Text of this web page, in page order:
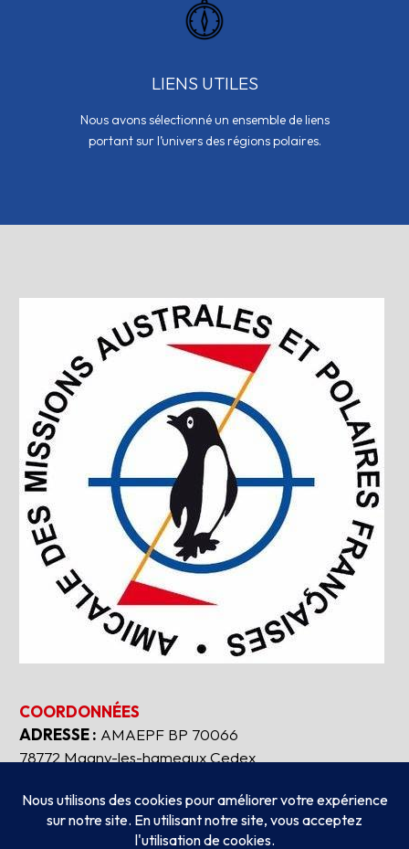
LIENS UTILES
Nous avons sélectionné un ensemble de liens
portant sur l’univers des régions polaires.
COORDONNÉES
ADRESSE : AMAEPF BP 70066
78772 Magny-les-hameaux Cedex